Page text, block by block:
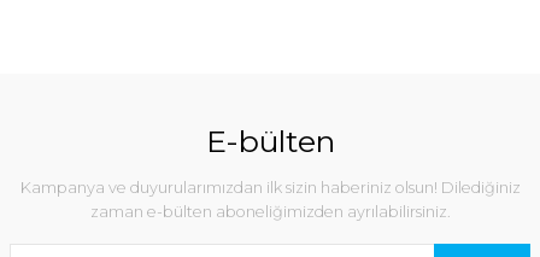
E-bülten
Kampanya ve duyurularımızdan ilk sizin haberiniz olsun! Dilediğiniz
zaman e-bülten aboneliğimizden ayrılabilirsiniz.